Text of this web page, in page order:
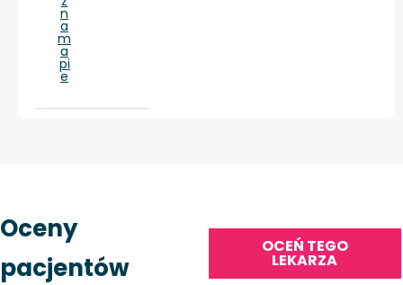
n
a
m
a
pi
e
Oceny
pacjentów
OCEŃ TEGO
LEKARZA